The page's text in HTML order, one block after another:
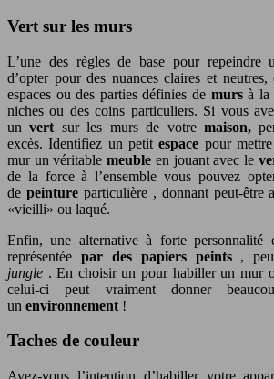
Vert sur les murs
L’une des règles de base pour repeindre
d’opter pour des nuances claires et
espaces ou des parties définies de mursà la
niches ou des coins particuliers. Si vous
unvert sur les murs de votre maison,
excès. Identifiez un petitespace pour
mur un véritablemeuble en jouant avec le
de la force à l’ensemble vous pouvez
de peintureparticulière , donnant peut-être
«vieilli» ou laqué.
Enfin, une alternative à forte personnalité
représentée par des papiers peints,
jungle . En choisir un pour habiller un mur
celui-ci peut vraiment donner
un environnement !
Taches de couleur